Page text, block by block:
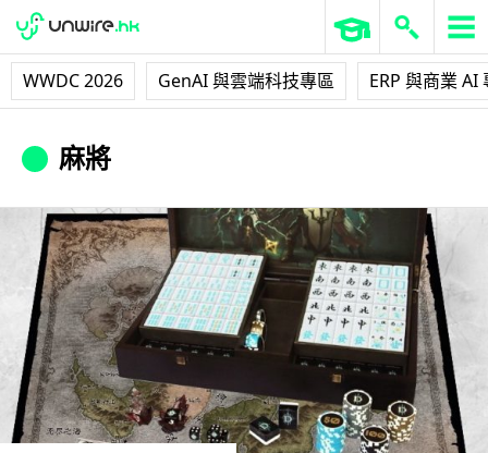
WWDC 2026 GenAI 與雲端科技專區 ERP 與商業 AI
麻將